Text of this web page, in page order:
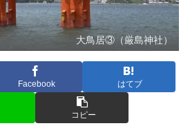
大鳥居③（厳島神社）
Facebook はてブ
コピー